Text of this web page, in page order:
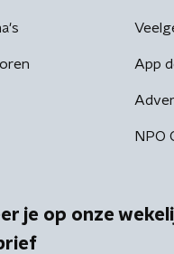
App
NPO
je op onze